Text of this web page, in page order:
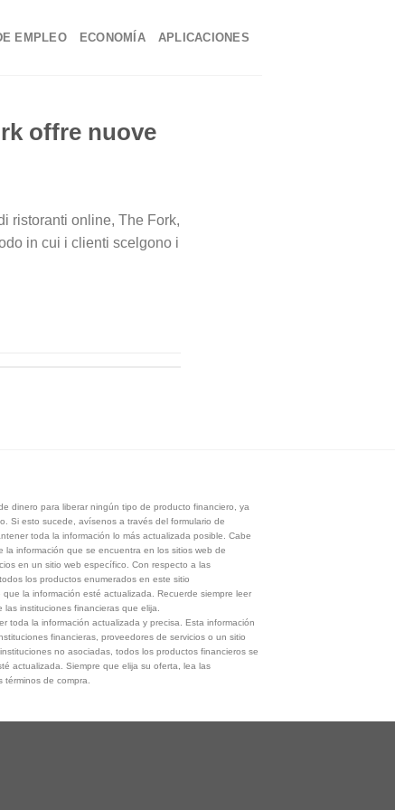
EMPLEO ECONOMÍA APLICACIONES
offre nuove
ristoranti online, The Fork,
in cui i clienti scelgono i
dinero para liberar ningún tipo de producto financiero, ya
Si esto sucede, avísenos a través del formulario de
toda la información lo más actualizada posible. Cabe
información que se encuentra en los sitios web de
en un sitio web específico. Con respecto a las
los productos enumerados en este sitio
la información esté actualizada. Recuerde siempre leer
instituciones financieras que elija.
toda la información actualizada y precisa. Esta información
financieras, proveedores de servicios o un sitio
no asociadas, todos los productos financieros se
actualizada. Siempre que elija su oferta, lea las
de compra.